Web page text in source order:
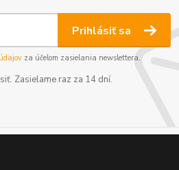
Prihlásiť sa
za účelom zasielania newslettera.
Zasielame raz za 14 dní.